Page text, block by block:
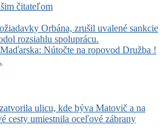
čitateľom
Orbána, zrušil uvalené sankcie
rozsiahlu spoluprácu.
Nútočte na ropovod Družba !
ulicu, kde býva Matovič a na
cesty umiestnila oceľové zábrany